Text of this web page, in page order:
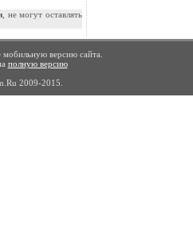
, не могут оставлять
версию сайта.
полную версию
2009-2015.